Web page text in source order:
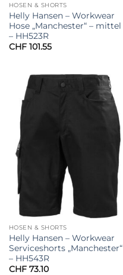
HOSEN & SHORTS
Helly Hansen – Workwear
Hose „Manchester“ – mittel
– HH523R
CHF101.55
HOSEN & SHORTS
Helly Hansen – Workwear
Serviceshorts „Manchester“
– HH543R
CHF73.10